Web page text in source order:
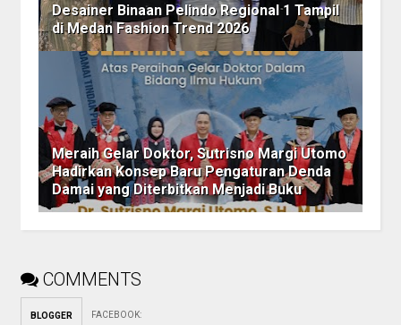
Desainer Binaan Pelindo Regional 1 Tampil
di Medan Fashion Trend 2026
Meraih Gelar Doktor, Sutrisno Margi Utomo
Hadirkan Konsep Baru Pengaturan Denda
Damai yang Diterbitkan Menjadi Buku
COMMENTS
BLOGGER FACEBOOK: